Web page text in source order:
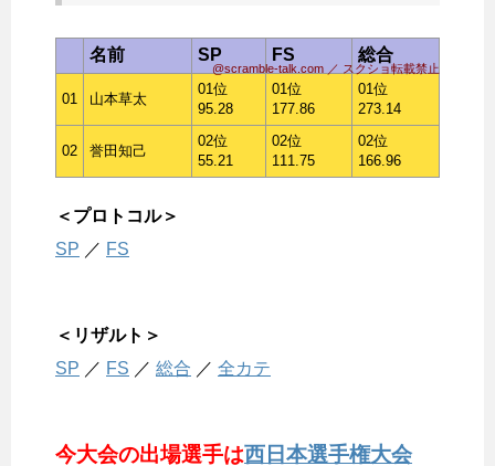
@scramble-talk.com ／ スクショ転載禁止
名前 SP FS 総合
01 山本草太
01位
95.28
01位
177.86
01位
273.14
02 誉田知己
02位
55.21
02位
111.75
02位
166.96
＜プロトコル＞
SP ／ FS
＜リザルト＞
SP ／ FS ／ 総合 ／ 全カテ
今大会の出場選手は西日本選手権大会